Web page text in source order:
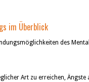
im Überblick
des
Art zu erreichen, Ängste